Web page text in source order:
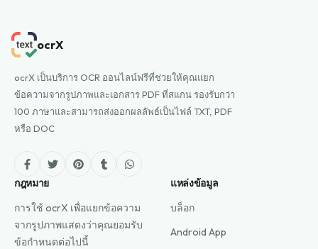
ocrX
ocrX เป็นบริการ OCR ออนไลน์ฟรีที่ช่วยให้คุณแยก
ข้อความจากรูปภาพและเอกสาร PDF ที่สแกน รองรับกว่า
100 ภาษาและสามารถส่งออกผลลัพธ์เป็นไฟล์ TXT, PDF
หรือ DOC
กฎหมาย
การใช้ ocrX เพื่อแยกข้อความ
จากรูปภาพแสดงว่าคุณยอมรับ
ข้อกำหนดต่อไปนี้
แหล่งข้อมูล
บล็อก
Android App